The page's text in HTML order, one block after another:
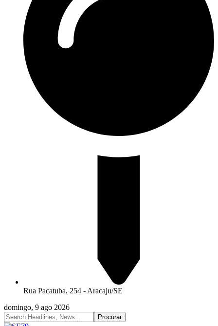
Rua Pacatuba, 254 - Aracaju/SE
domingo, 9 ago 2026